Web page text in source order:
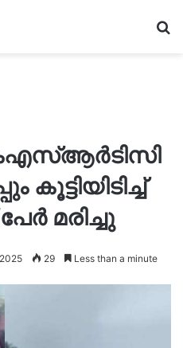
കൂട്ടിയിടിച്ച്
മരിച്ചു
29 Less than a minute